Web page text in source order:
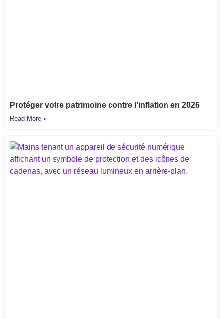
Protéger votre patrimoine contre l’inflation en 2026
Read More »